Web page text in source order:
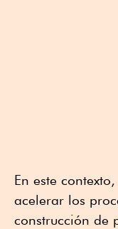
En este
acelerar los
construcción de